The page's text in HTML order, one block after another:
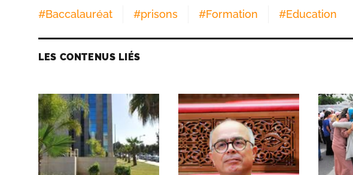
#Baccalauréat #prisons #Formation #Education
LES CONTENUS LIÉS